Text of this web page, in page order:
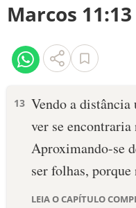
NOVO TESTAMENTO
VERSÍCULOS
PALAVRA DO DIA
SALMO DO DIA
DEVOCIONAL DIÁRIO
Marcos 11:13
13 Vendo a
ver se
Aproximando-se
ser folhas,
LEIA O CAPÍTULO